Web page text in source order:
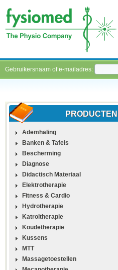
Gebruikersnaam of e-mailadres:
PRODUCTEN
Ademhaling
Banken & Tafels
Bescherming
Diagnose
Didactisch Materiaal
Elektrotherapie
Fitness & Cardio
Hydrotherapie
Katroltherapie
Koudetherapie
Kussens
MTT
Massagetoestellen